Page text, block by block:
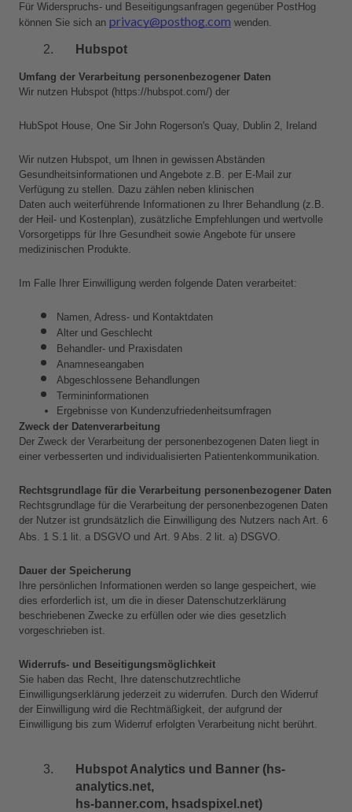
Für Widerspruchs- und Beseitigungsanfragen gegenüber PostHog
können Sie sich an privacy@posthog.com wenden.
Hubspot
Umfang der Verarbeitung personenbezogener Daten
Wir nutzen Hubspot (https://hubspot.com/) der
HubSpot House, One Sir John Rogerson's Quay, Dublin 2, Ireland
Wir nutzen Hubspot, um Ihnen in gewissen Abständen
Gesundheitsinformationen und Angebote z.B. per E-Mail zur
Verfügung zu stellen. Dazu zählen neben klinischen
Daten auch weiterführende Informationen zu Ihrer Behandlung (z.B.
der Heil- und Kostenplan), zusätzliche Empfehlungen und wertvolle
Vorsorgetipps für Ihre Gesundheit sowie Angebote für unsere
medizinischen Produkte.
Im Falle Ihrer Einwilligung werden folgende Daten verarbeitet:
Namen, Adress- und Kontaktdaten
Alter und Geschlecht
Behandler- und Praxisdaten
Anamneseangaben
Abgeschlossene Behandlungen
Termininformationen
Ergebnisse von Kundenzufriedenheitsumfragen
Zweck der Datenverarbeitung
Der Zweck der Verarbeitung der personenbezogenen Daten liegt in
einer verbesserten und individualisierten Patientenkommunikation.
Rechtsgrundlage für die Verarbeitung personenbezogener Daten
Rechtsgrundlage für die Verarbeitung der personenbezogenen Daten
der Nutzer ist grundsätzlich die Einwilligung des Nutzers nach Art. 6
Abs. 1 S.1 lit. a DSGVO und Art. 9 Abs. 2 lit. a) DSGVO.
Dauer der Speicherung
Ihre persönlichen Informationen werden so lange gespeichert, wie
dies erforderlich ist, um die in dieser Datenschutzerklärung
beschriebenen Zwecke zu erfüllen oder wie dies gesetzlich
vorgeschrieben ist.
Widerrufs- und Beseitigungsmöglichkeit
Sie haben das Recht, Ihre datenschutzrechtliche
Einwilligungserklärung jederzeit zu widerrufen. Durch den Widerruf
der Einwilligung wird die Rechtmäßigkeit, der aufgrund der
Einwilligung bis zum Widerruf erfolgten Verarbeitung nicht berührt.
Hubspot Analytics und Banner (hs-
analytics.net,
hs-banner.com, hsadspixel.net)